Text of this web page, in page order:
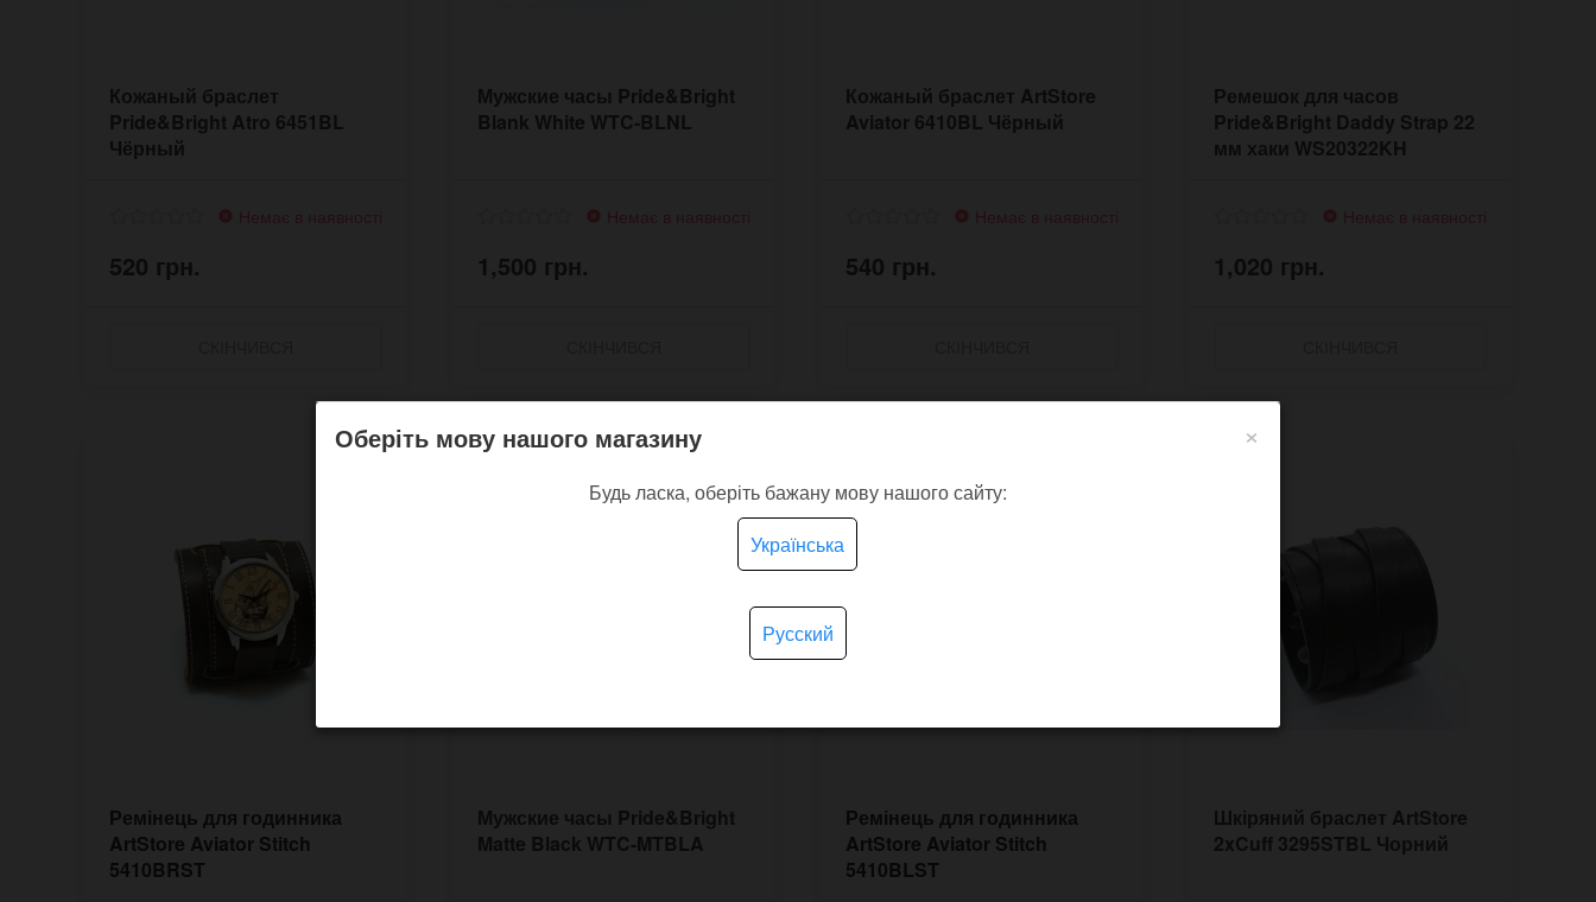
Кожаный браслет
Pride&Bright Atro 6451BL
Чёрный
520 грн.
Мужские часы Pride&Bright
Blank White WTC-BLNL
1,500 грн.
Кожаный браслет ArtStore
Aviator 6410BL Чёрный
540 грн.
Ремешок для часов
Pride&Bright Daddy Strap 22
мм хаки WS20322KH
1,020 грн.
Ремінець для годинника
ArtStore Aviator Stitch
5410BRST
Мужские часы Pride&Bright
Matte Black WTC-MTBLA
Ремінець для годинника
ArtStore Aviator Stitch
5410BLST
Шкіряний браслет ArtStore
2xCuff 3295STBL Чорний
×
Оберіть мову нашого магазину
Будь ласка, оберіть бажану мову нашого сайту:
Українська
Русский